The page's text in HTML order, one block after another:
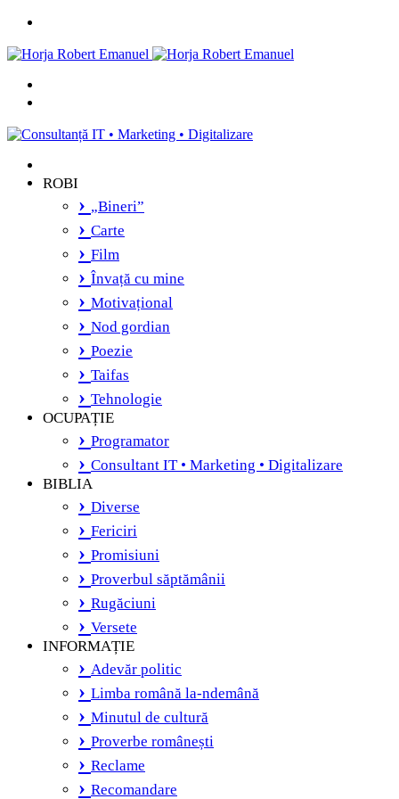
găsi...
ROBI
„Bineri”
Carte
Film
Învață cu mine
Motivațional
Nod gordian
Poezie
Taifas
Tehnologie
OCUPAȚIE
Programator
Consultant IT • Marketing • Digitalizare
BIBLIA
Diverse
Fericiri
Promisiuni
Proverbul săptămânii
Rugăciuni
Versete
INFORMAȚIE
Adevăr politic
Limba română la-ndemână
Minutul de cultură
Proverbe românești
Reclame
Recomandare